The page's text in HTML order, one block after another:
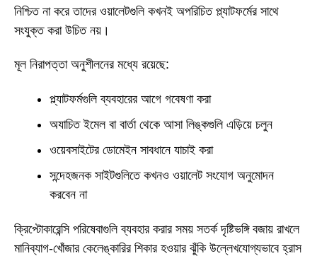
নিশ্চিত না করে তাদের ওয়ালেটগুলি কখনই অপরিচিত প্ল্যাটফর্মের সাথে
সংযুক্ত করা উচিত নয়।
মূল নিরাপত্তা অনুশীলনের মধ্যে রয়েছে:
প্ল্যাটফর্মগুলি ব্যবহারের আগে গবেষণা করা
অযাচিত ইমেল বা বার্তা থেকে আসা লিঙ্কগুলি এড়িয়ে চলুন
ওয়েবসাইটের ডোমেইন সাবধানে যাচাই করা
সন্দেহজনক সাইটগুলিতে কখনও ওয়ালেট সংযোগ অনুমোদন
করবেন না
ক্রিপ্টোকারেন্সি পরিষেবাগুলি ব্যবহার করার সময় সতর্ক দৃষ্টিভঙ্গি বজায় রাখলে
মানিব্যাগ-খোঁজার কেলেঙ্কারির শিকার হওয়ার ঝুঁকি উল্লেখযোগ্যভাবে হ্রাস